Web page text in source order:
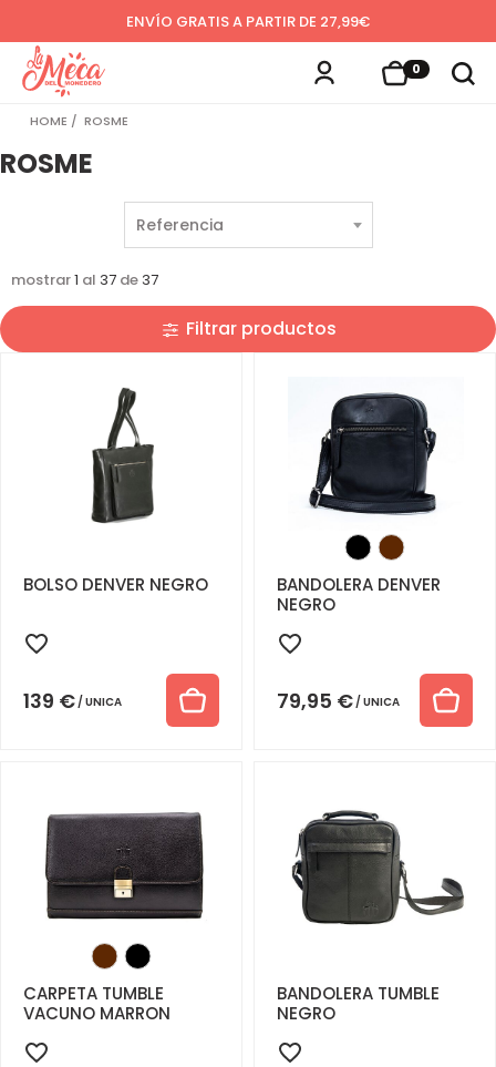
ENVÍO GRATIS A PARTIR DE 27,99€
0
HOME ROSME
ROSME
mostrar1 al 37 de 37
Filtrar productos
BOLSO DENVER NEGRO
139 € UNICA
BANDOLERA DENVER
NEGRO
79,95 € UNICA
CARPETA TUMBLE
VACUNO MARRON
BANDOLERA TUMBLE
NEGRO